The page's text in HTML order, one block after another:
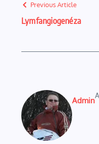
Previous Article
Lymfangiogenéza
Admin